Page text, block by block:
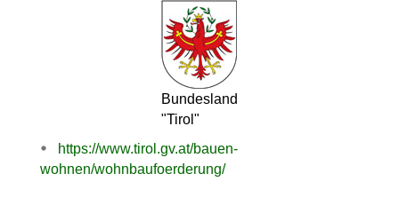
Bundesland
"Tirol"
https://www.tirol.gv.at/bauen-
wohnen/wohnbaufoerderung/